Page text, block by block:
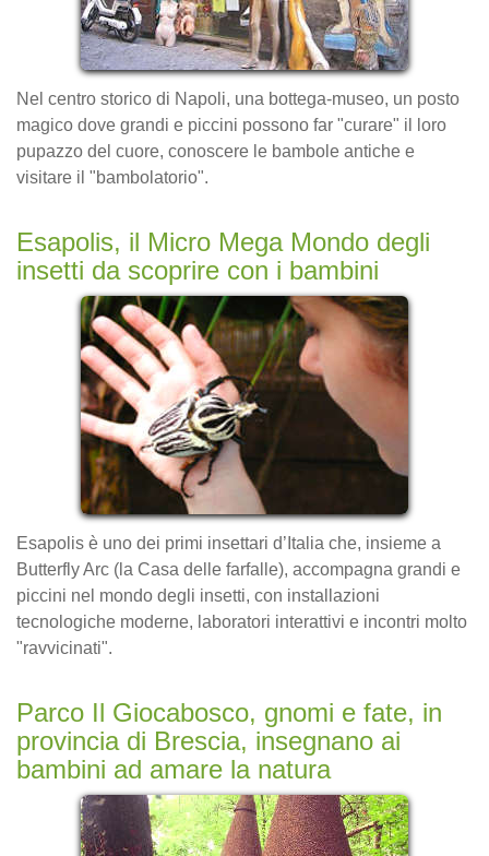
Nel centro storico di Napoli, una bottega-museo, un posto
magico dove grandi e piccini possono far "curare" il loro
pupazzo del cuore, conoscere le bambole antiche e
visitare il "bambolatorio".
Esapolis, il Micro Mega Mondo degli
insetti da scoprire con i bambini
Esapolis è uno dei primi insettari d’Italia che, insieme a
Butterfly Arc (la Casa delle farfalle), accompagna grandi e
piccini nel mondo degli insetti, con installazioni
tecnologiche moderne, laboratori interattivi e incontri molto
"ravvicinati".
Parco Il Giocabosco, gnomi e fate, in
provincia di Brescia, insegnano ai
bambini ad amare la natura